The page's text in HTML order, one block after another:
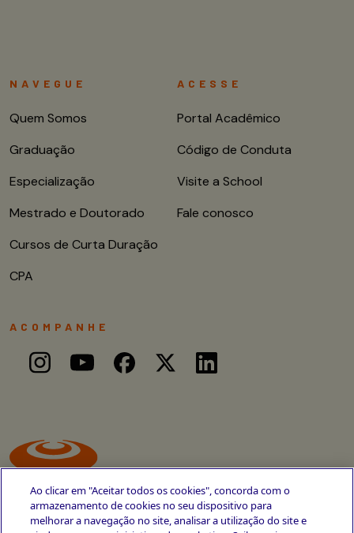
NAVEGUE
Quem Somos
Graduação
Especialização
Mestrado e Doutorado
Cursos de Curta Duração
CPA
ACESSE
Portal Acadêmico
Código de Conduta
Visite a School
Fale conosco
ACOMPANHE
Ao clicar em "Aceitar todos os cookies", concorda com o
armazenamento de cookies no seu dispositivo para
melhorar a navegação no site, analisar a utilização do site e